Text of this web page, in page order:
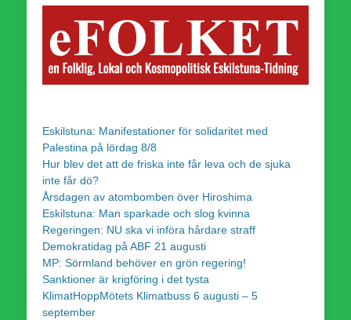
Eskilstuna: Manifestationer för solidaritet med
Palestina på lördag 8/8
Hur blev det att de friska inte får leva och de sjuka
inte får dö?
Årsdagen av atombomben över Hiroshima
Eskilstuna: Man sparkade och slog kvinna
Regeringen: NU ska vi införa hårdare straff
Demokratidag på ABF 21 augusti
MP: Sörmland behöver en grön regering!
Sanktioner är krigföring i det tysta
KlimatHoppMötets Klimatbuss 6 augusti – 5
september